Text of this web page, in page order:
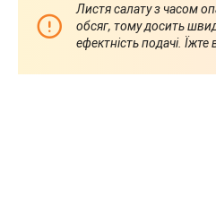
Листя салату з часом
обсяг, тому досить
ефектність подачі. Їжте